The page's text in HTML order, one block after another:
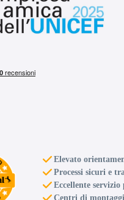
Elevato
Processi sicuri e
Eccellente servizio
Centri di